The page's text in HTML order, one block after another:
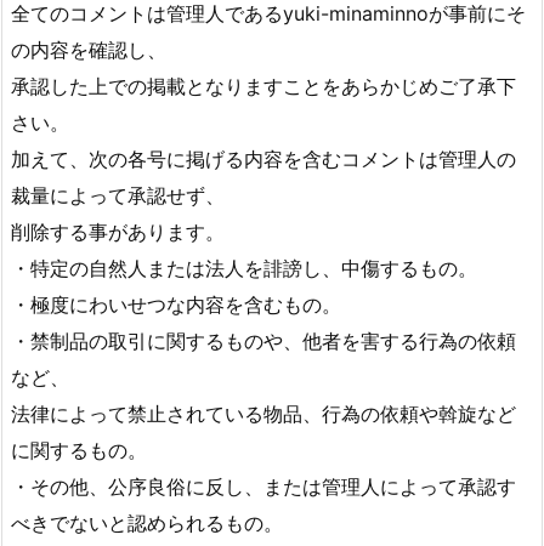
全てのコメントは管理人であるyuki-minaminnoが事前にそ
の内容を確認し、
承認した上での掲載となりますことをあらかじめご了承下
さい。
加えて、次の各号に掲げる内容を含むコメントは管理人の
裁量によって承認せず、
削除する事があります。
・特定の自然人または法人を誹謗し、中傷するもの。
・極度にわいせつな内容を含むもの。
・禁制品の取引に関するものや、他者を害する行為の依頼
など、
法律によって禁止されている物品、行為の依頼や斡旋など
に関するもの。
・その他、公序良俗に反し、または管理人によって承認す
べきでないと認められるもの。